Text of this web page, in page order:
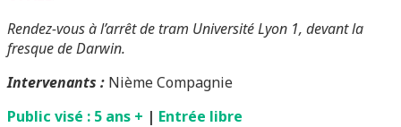
Rendez-vous à l’arrêt de tram Université Lyon 1, devant la
fresque de Darwin.
Intervenants : Nième Compagnie
Public visé : 5 ans + | Entrée libre